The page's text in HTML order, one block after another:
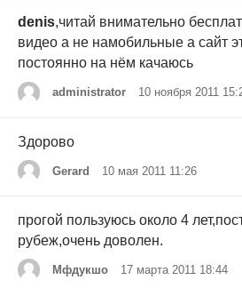
denis,читай внимательно
видео а не намобильные а сайт
постоянно на нём качаюсь
administrator 10 ноября 2011
Здорово
Gerard 10 мая 2011 11:26
прогой пользуюсь около 4
рубеж,очень доволен.
Мфдукшо 17 марта 2011 18:44